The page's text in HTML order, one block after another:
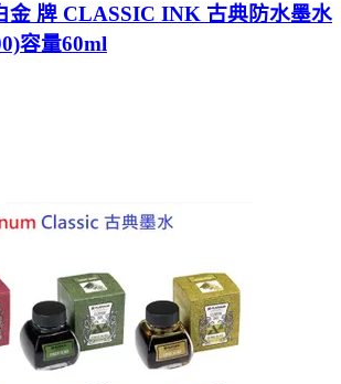
金 牌 CLASSIC INK 古典防水墨水
容量60ml